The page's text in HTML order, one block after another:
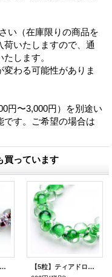
い（在庫限りの商品を
いたしますので、通
します。
わる可能性がありま
円〜3,000円）を別途い
です。ご希望の場合は
買っています
【5粒】ティアドロップビーズ エキゾチック 【San Paolo】
【5粒】ティアドロップビーズ【Lime】